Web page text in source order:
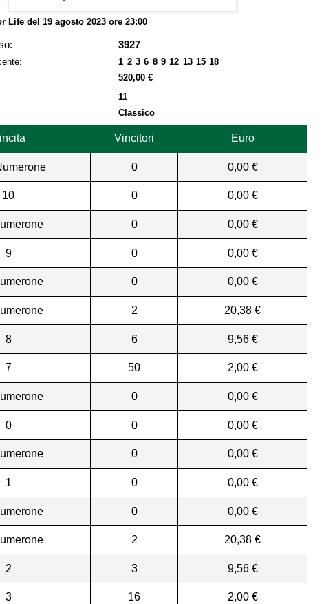
Life del 19 agosto 2023 ore 23:00
3927
1 2 3 6 8 9 12 13 15 18
520,00 €
11
Classico
Vincitori Euro
0 0,00 €
10 0 0,00 €
0 0,00 €
9 0 0,00 €
0 0,00 €
2 20,38 €
8 6 9,56 €
7 50 2,00 €
0 0,00 €
0 0 0,00 €
0 0,00 €
1 0 0,00 €
0 0,00 €
2 20,38 €
2 3 9,56 €
3 16 2,00 €